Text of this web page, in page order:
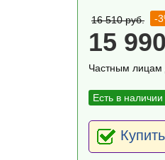
16 510 руб. -
15
Частным лицам
Есть в
Купить